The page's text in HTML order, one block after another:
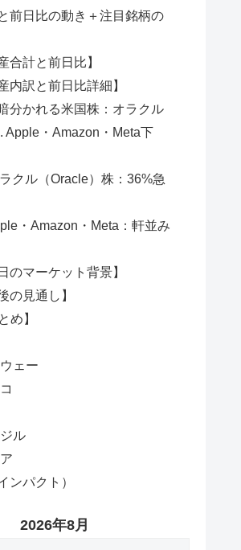
前日比の動き＋注目銘柄の
合計と前日比】
内訳と前日比詳細】
分かれる米国株：オラクル
Apple・Amazon・Meta下
クル（Oracle）株：36%急
・Amazon・Meta：軒並み
のマーケット背景】
の見通し】
め】
ェー
ル
ンパクト）
2026年8月